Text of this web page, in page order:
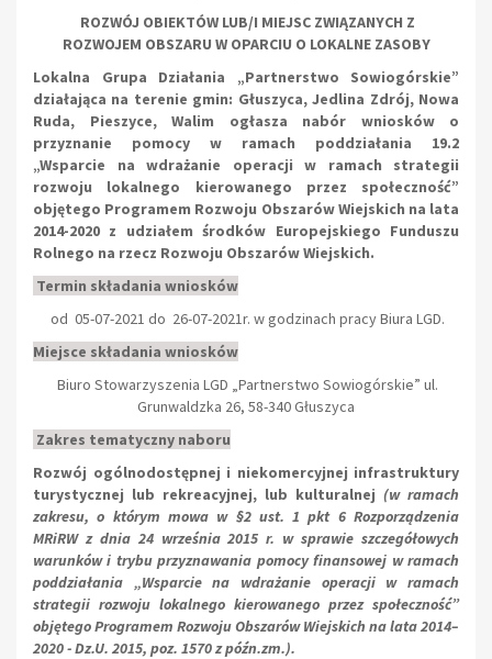
ROZWÓJ OBIEKTÓW LUB/I MIEJSC ZWIĄZANYCH Z
ROZWOJEM OBSZARU W OPARCIU O LOKALNE ZASOBY
Lokalna Grupa Działania „Partnerstwo Sowiogórskie”
działająca na terenie gmin: Głuszyca, Jedlina Zdrój, Nowa
Ruda, Pieszyce, Walim ogłasza nabór wniosków o
przyznanie pomocy w ramach poddziałania 19.2
„Wsparcie na wdrażanie operacji w ramach strategii
rozwoju lokalnego kierowanego przez społeczność”
objętego Programem Rozwoju Obszarów Wiejskich na lata
2014-2020 z udziałem środków Europejskiego Funduszu
Rolnego na rzecz Rozwoju Obszarów Wiejskich.
Termin składania wniosków
od 05-07-2021 do 26-07-2021r. w godzinach pracy Biura LGD.
Miejsce składania wniosków
Biuro Stowarzyszenia LGD „Partnerstwo Sowiogórskie” ul.
Grunwaldzka 26, 58-340 Głuszyca
Zakres tematyczny naboru
Rozwój ogólnodostępnej i niekomercyjnej infrastruktury
turystycznej lub rekreacyjnej, lub kulturalnej (w ramach
zakresu, o którym mowa w §2 ust. 1 pkt 6 Rozporządzenia
MRiRW z dnia 24 września 2015 r. w sprawie szczegółowych
warunków i trybu przyznawania pomocy finansowej w ramach
poddziałania „Wsparcie na wdrażanie operacji w ramach
strategii rozwoju lokalnego kierowanego przez społeczność”
objętego Programem Rozwoju Obszarów Wiejskich na lata 2014–
2020 - Dz.U. 2015, poz. 1570 z późn.zm.).